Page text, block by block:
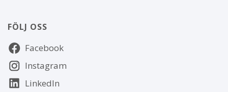
FÖLJ OSS
Följ
oss Facebook
Instagram
LinkedIn